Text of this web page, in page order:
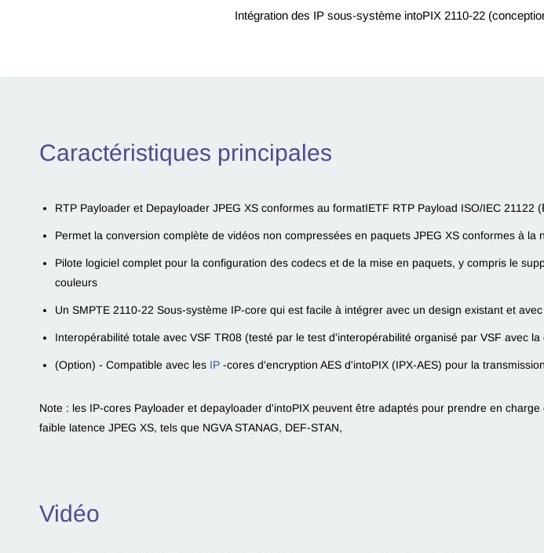
Intégration des IP sous-système intoPIX 2110-22
Caractéristiques principales
RTP Payloader et Depayloader JPEG XS conformes au formatIETF RTP Payload ISO/IEC 21122 (
Permet la conversion complète de vidéos non compressées en paquets JPEG XS conformes à
Pilote logiciel complet pour la configuration des codecs et de la mise en paquets, y compris le
couleurs
Un SMPTE 2110-22 Sous-système IP-core qui est facile à intégrer avec un design existant et
Interopérabilité totale avec VSF TR08 (testé par le test d'interopérabilité organisé par VSF avec la
(Option) - Compatible avec les IP -cores d'encryption AES d'intoPIX (IPX-AES) pour la
Note : les IP-cores Payloader et depayloader d'intoPIX peuvent être adaptés pour prendre en
faible latence JPEG XS, tels que NGVA STANAG, DEF-STAN,
Vidéo